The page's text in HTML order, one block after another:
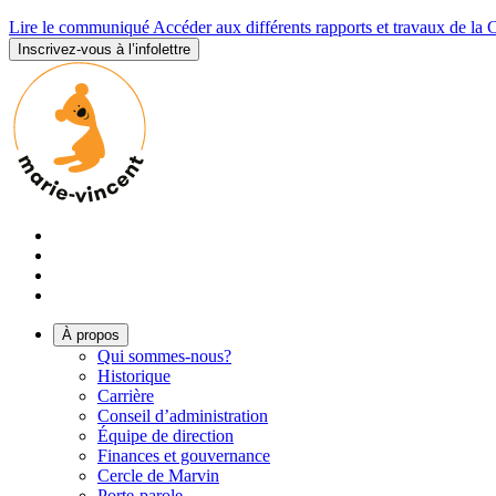
Lire le communiqué Accéder aux différents rapports et travaux de la
Inscrivez-vous à l’infolettre
À propos
Qui sommes-nous?
Historique
Carrière
Conseil d’administration
Équipe de direction
Finances et gouvernance
Cercle de Marvin